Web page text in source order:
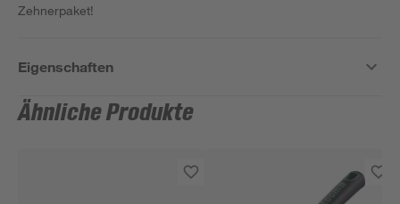
Zehnerpaket!
Eigenschaften
Ähnliche Produkte